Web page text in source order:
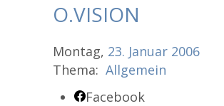
O.VISION
Montag, 23. Januar 2006
Thema: Allgemein
Facebook